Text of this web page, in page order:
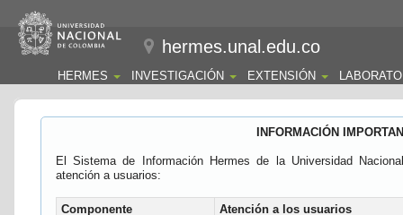
hermes.unal.edu.co
HERMES INVESTIGACIÓN EXTENSIÓN
INFORMACIÓN
El Sistema de Información Hermes de la Universidad
atención a usuarios:
Componente
Atención a los usuarios